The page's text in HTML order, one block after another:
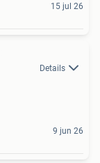
15 jul 26
Details
9 jun 26